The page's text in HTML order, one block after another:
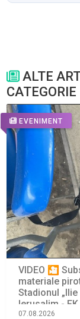
ALTE
CATEGORIE
EVENIMENT
VIDEO 🎦
materiale
Stadionul
Ierusalim -
07.08.2026